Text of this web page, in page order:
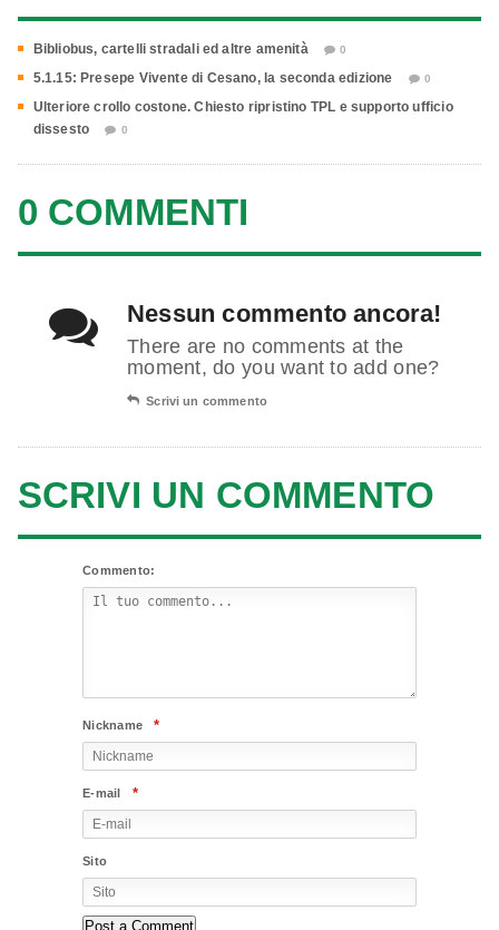
Bibliobus, cartelli stradali ed altre amenità 0
5.1.15: Presepe Vivente di Cesano, la seconda edizione 0
Ulteriore crollo costone. Chiesto ripristino TPL e supporto ufficio
dissesto
0
0 COMMENTI
Nessun commento ancora!
There are no comments at the
moment, do you want to add one?
Scrivi un commento
SCRIVI UN COMMENTO
Commento:
Nickname *
E-mail *
Sito